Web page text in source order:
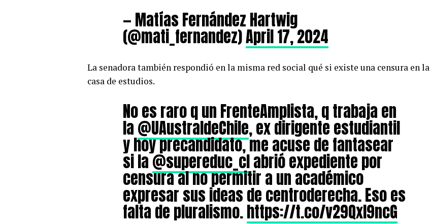
— Matías Fernández Hartwig
(@mati_fernandez)April 17, 2024
La senadora también respondió en la misma red social qué si existe una censura en la
casa de estudios.
No es raro q un FrenteAmplista, q trabaja en
la@UAustraldeChile, ex dirigente estudiantil
y hoy precandidato, me acuse de fantasear
si la@supereduc_clabrió expediente por
censura al no permitir a un académico
expresar sus ideas de centroderecha. Eso es
falta de pluralismo.https://t.co/v29QxI9ncG